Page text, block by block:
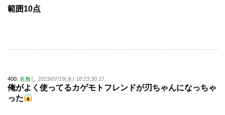
範囲10点
400: 名無し 2023/07/19(水) 18:23:30.27
俺がよく使ってるカゲモトフレンドが刃ちゃんになっちゃ
った